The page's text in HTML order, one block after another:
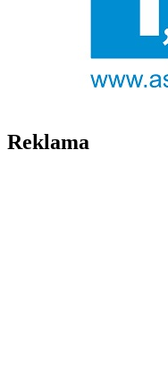
Reklama